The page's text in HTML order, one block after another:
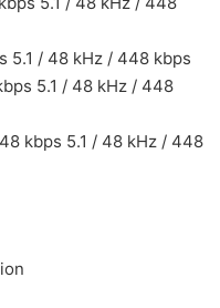
5.1 / 48 kHz / 448 kbps
5.1 / 48 kHz / 448
kbps 5.1 / 48 kHz / 448